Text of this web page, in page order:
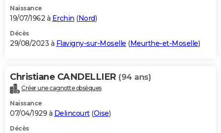
Naissance
19/07/1962 à Erchin (Nord)
Décès
29/08/2023 à Flavigny-sur-Moselle (Meurthe-et-Moselle)
Christiane CANDELLIER (94 ans)
Créer une cagnotte obsèques
Naissance
07/04/1929 à Delincourt(Oise)
Décès